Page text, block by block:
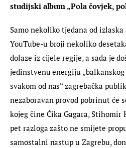
studijski album „Pola čovjek,
Samo nekoliko tjedana od
YouTube-u broji nekoliko
dolaze iz cijele regije, a sada je
jedinstvenu energiju
svakom od nas“ zagrebačka
nezaboravan provod pobrinut će
kojeg čine Čika Gagara, Stihomir
pet razloga zašto ne smijete
samostalni nastup u Zagrebu,